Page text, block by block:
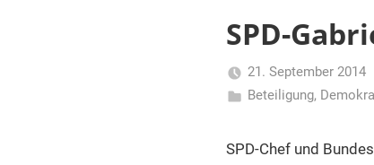
SPD-
21. September 2014
Beteiligung,
SPD-Chef und